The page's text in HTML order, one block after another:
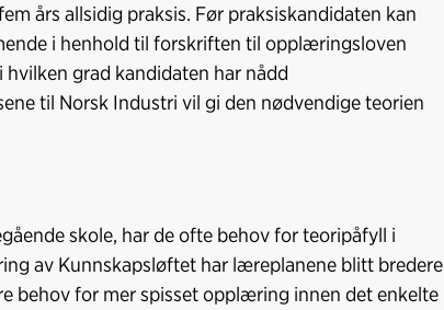
års allsidig praksis. Før praksiskandidaten kan
i henhold til forskriften til opplæringsloven
hvilken grad kandidaten har nådd
til Norsk Industri vil gi den nødvendige teorien
skole, har de ofte behov for teoripåfyll i
av Kunnskapsløftet har læreplanene blitt bredere
behov for mer spisset opplæring innen det enkelte